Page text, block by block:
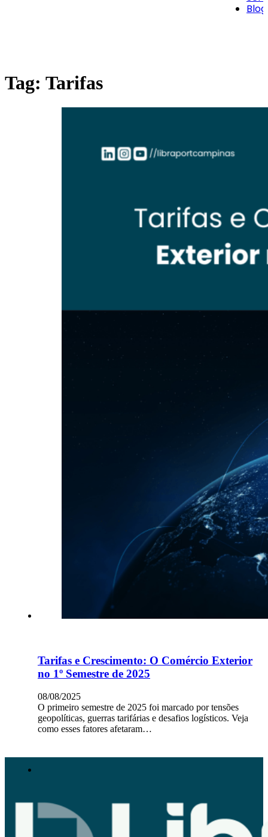
Blog
Tag: Tarifas
Tarifas e Crescimento: O Comércio Exterior
no 1º Semestre de 2025
08/08/2025
O primeiro semestre de 2025 foi marcado por tensões
geopolíticas, guerras tarifárias e desafios logísticos. Veja
como esses fatores afetaram…